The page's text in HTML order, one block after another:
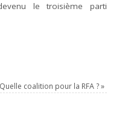
le troisième parti
Quelle coalition pour la RFA ?»